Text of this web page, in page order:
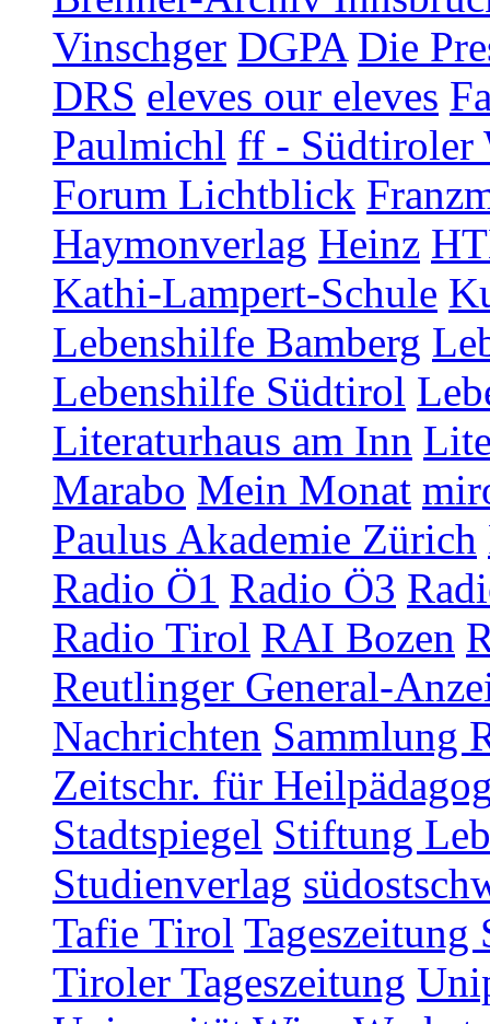
Vinschger DGPA Die
DRS eleves our eleves
Paulmichl ff - Südtiroler
Forum Lichtblick
Haymonverlag Heinz
Kathi-Lampert-Schule
Lebenshilfe Bamberg
Lebenshilfe Südtirol
Literaturhaus am Inn
Marabo Mein Monat
Paulus Akademie Zürich
Radio Ö1 Radio Ö3
Radio Tirol RAI Bozen
Reutlinger General-
Nachrichten Sammlung
Zeitschr. für
Stadtspiegel Stiftung
Studienverlag
Tafie Tirol Tageszeitung
Tiroler Tageszeitung